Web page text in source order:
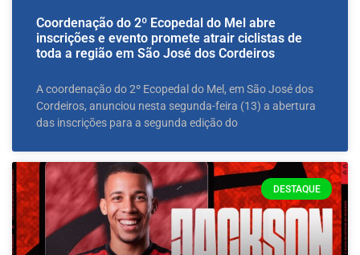
Coordenação do 2º Ecopedal do Mel abre
inscrições e evento promete atrair ciclistas de
toda a região em São José dos Cordeiros
A coordenação do 2º Ecopedal do Mel, em São José dos
Cordeiros, anunciou nesta segunda-feira (13) a abertura
das inscrições para a segunda edição do
DESTAQUE